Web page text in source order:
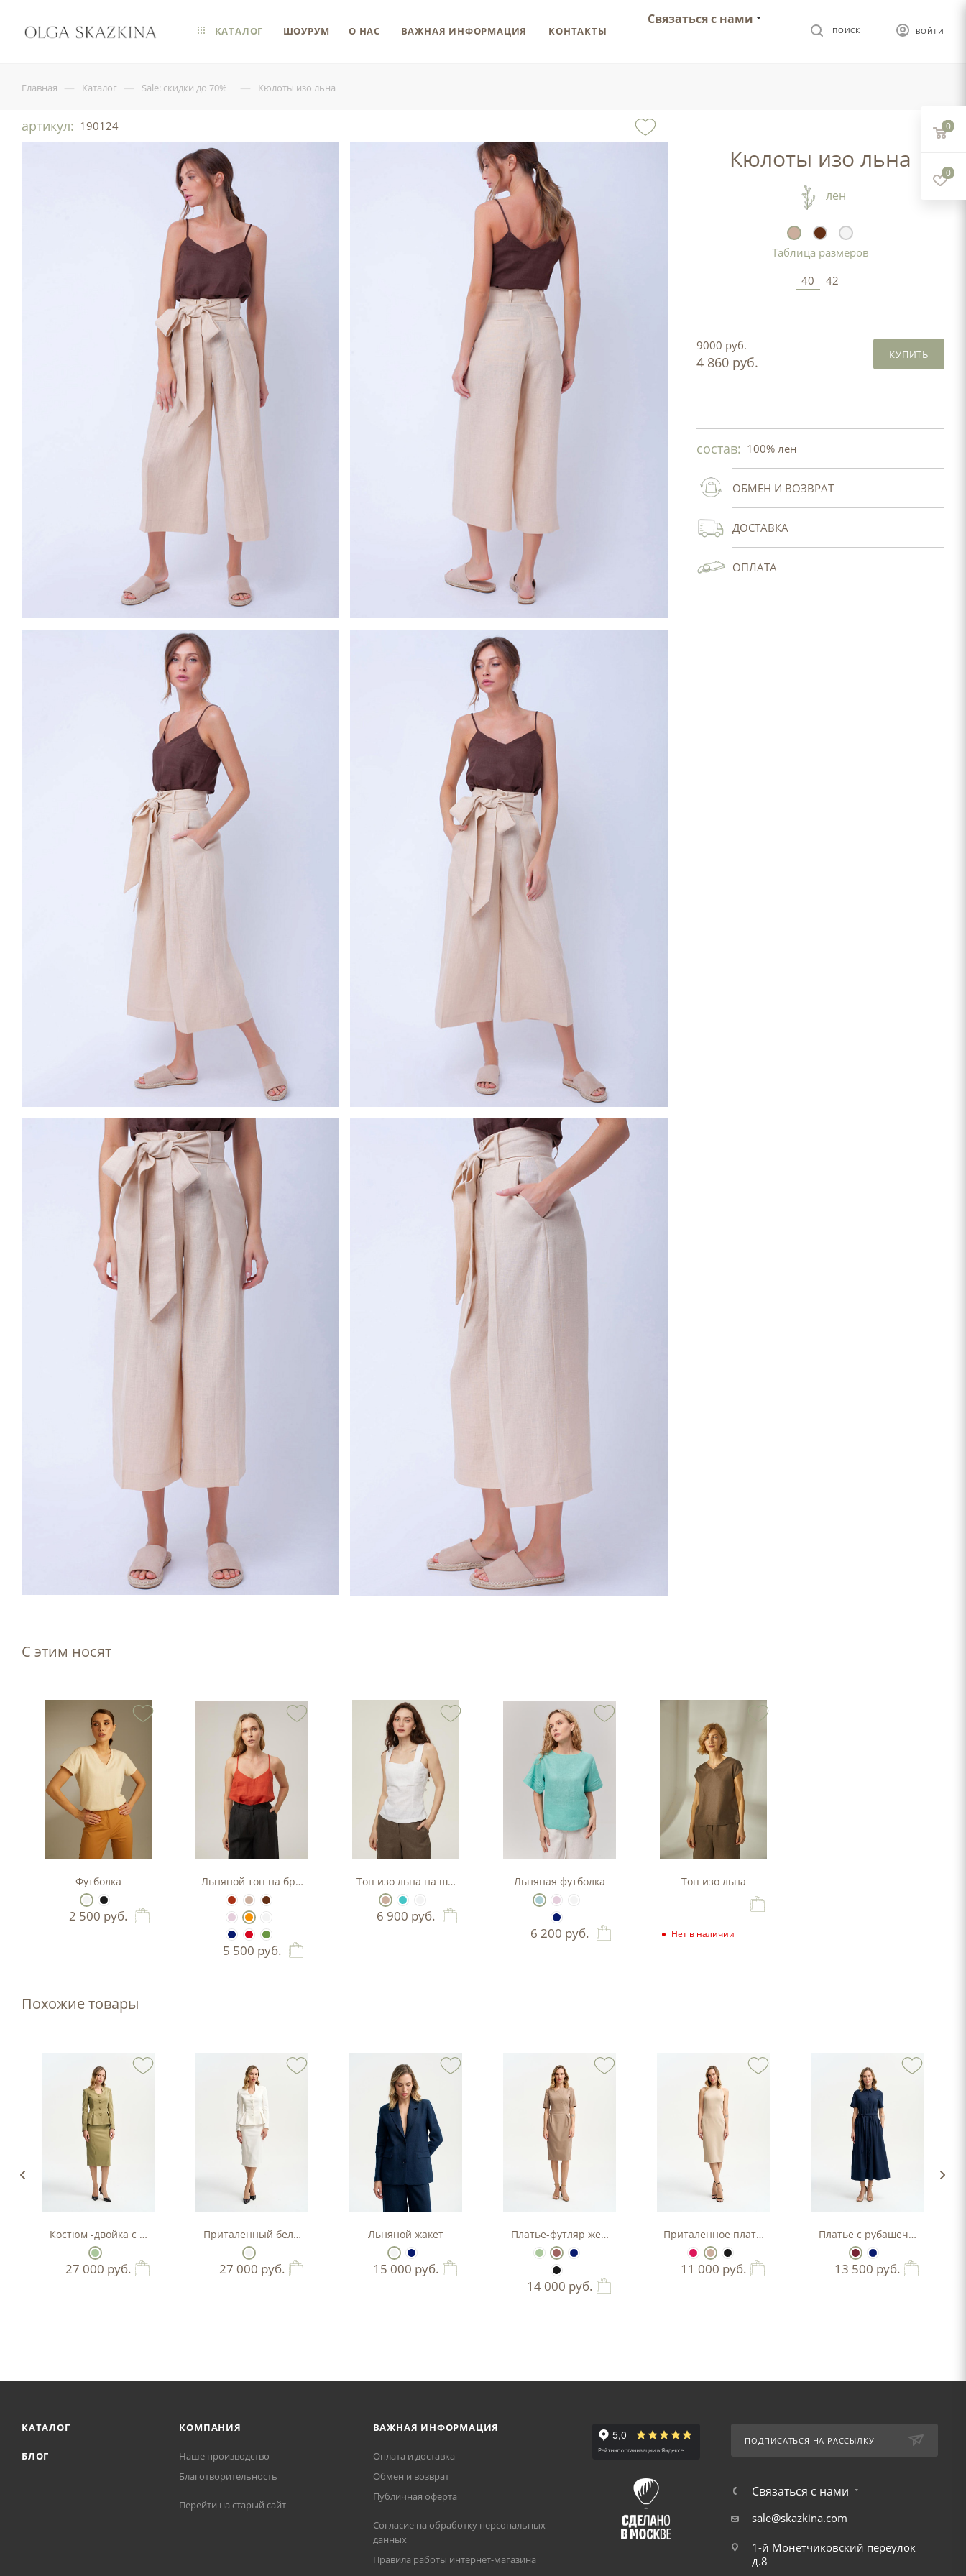
ВОЙТИ
ПОИСК
Связаться с нами
КАТАЛОГ ШОУРУМ О НАС ВАЖНАЯ ИНФОРМАЦИЯ КОНТАКТЫ
Главная — Каталог — Sale: скидки до 70% — Кюлоты изо льна
артикул: 190124
Кюлоты изо льна
лен
Таблица размеров
40
42
9000 руб.
4 860 руб. КУПИТЬ
состав: 100% лен
ОБМЕН И ВОЗВРАТ
ДОСТАВКА
ОПЛАТА
С этим носят
Футболка
2 500 руб.
Льняной топ на бретелях
5 500 руб.
Топ изо льна на шнуровке
6 900 руб.
Льняная футболка
6 200 руб.
Топ изо льна
Нет в наличии
Похожие товары
Костюм -двойка с баской в цвете фисташка
27 000 руб.
Приталенный белый костюм-двойка с баской.
27 000 руб.
Льняной жакет
15 000 руб.
Платье-футляр женское
14 000 руб.
Приталенное платье-футляр
11 000 руб.
Платье с рубашечным
13 500 руб.
КАТАЛОГ
БЛОГ
КОМПАНИЯ
Наше производство
Благотворительность
Перейти на старый сайт
ВАЖНАЯ ИНФОРМАЦИЯ
Оплата и доставка
Обмен и возврат
Публичная оферта
Согласие на обработку персональных
данных
Правила работы интернет-магазина
ПОДПИСАТЬСЯ НА РАССЫЛКУ
Связаться с нами
sale@skazkina.com
1-й Монетчиковский переулок
д.8
0
0